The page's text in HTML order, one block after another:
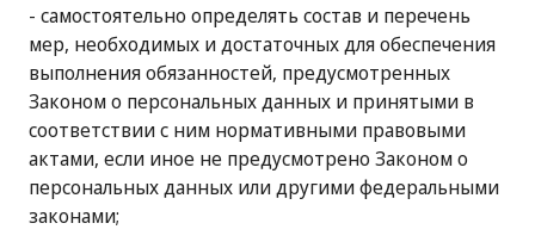
- самостоятельно определять состав и перечень
мер, необходимых и достаточных для обеспечения
выполнения обязанностей, предусмотренных
Законом о персональных данных и принятыми в
соответствии с ним нормативными правовыми
актами, если иное не предусмотрено Законом о
персональных данных или другими федеральными
законами;